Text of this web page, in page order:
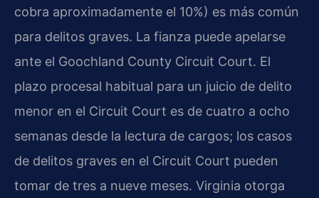
cobra aproximadamente el 10%) es más común
para delitos graves. La fianza puede apelarse
ante el Goochland County Circuit Court. El
plazo procesal habitual para un juicio de delito
menor en el Circuit Court es de cuatro a ocho
semanas desde la lectura de cargos; los casos
de delitos graves en el Circuit Court pueden
tomar de tres a nueve meses. Virginia otorga